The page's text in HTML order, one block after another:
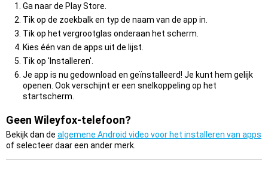
Ga naar de Play Store.
Tik op de zoekbalk en typ de naam van de app in.
Tik op het vergrootglas onderaan het scherm.
Kies één van de apps uit de lijst.
Tik op 'Installeren'.
Je app is nu gedownload en geïnstalleerd! Je kunt hem gelijk
openen. Ook verschijnt er een snelkoppeling op het
startscherm.
Geen Wileyfox-telefoon?
Bekijk dan de algemene Android video voor het installeren van apps
of selecteer daar een ander merk.